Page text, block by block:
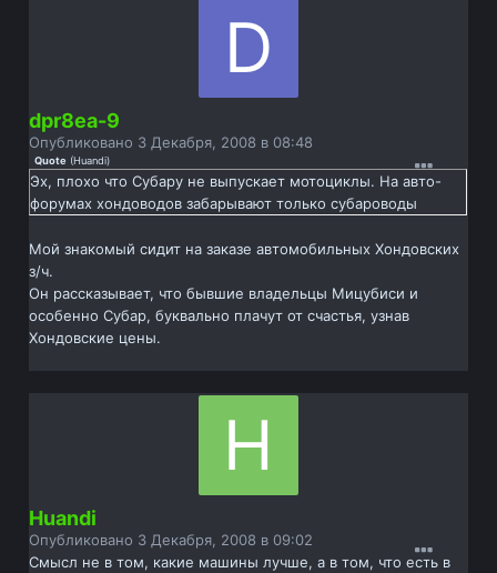
dpr8ea-9
Опубликовано 3 Декабря, 2008 в 08:48
Quote (Huandi)
Эх, плохо что Субару не выпускает мотоциклы. На авто-
форумах хондоводов забарывают только субароводы
Мой знакомый сидит на заказе автомобильных Хондовских
з/ч.
Он рассказывает, что бывшие владельцы Мицубиси и
особенно Субар, буквально плачут от счастья, узнав
Хондовские цены.
Huandi
Опубликовано 3 Декабря, 2008 в 09:02
Смысл не в том, какие машины лучше, а в том, что есть в